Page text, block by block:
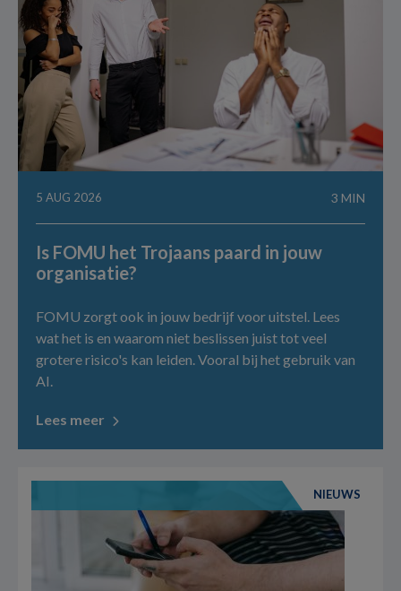
5 AUG 2026 3 MIN
Is FOMU het Trojaans paard in jouw
organisatie?
FOMU zorgt ook in jouw bedrijf voor uitstel. Lees
wat het is en waarom niet beslissen juist tot veel
grotere risico's kan leiden. Vooral bij het gebruik van
AI.
Lees meer
NIEUWS